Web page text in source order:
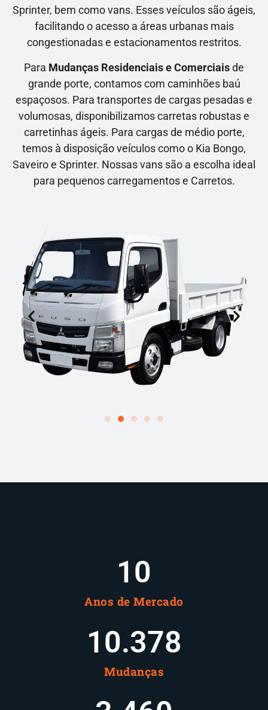
Sprinter, bem como vans. Esses veículos são ágeis,
facilitando o acesso a áreas urbanas mais
congestionadas e estacionamentos restritos.
Para Mudanças Residenciais e Comerciaisde
grande porte, contamos com caminhões baú
espaçosos. Para transportes de cargas pesadas e
volumosas, disponibilizamos carretas robustas e
carretinhas ágeis. Para cargas de médio porte,
temos à disposição veículos como o Kia Bongo,
Saveiro e Sprinter. Nossas vans são a escolha ideal
para pequenos carregamentos e Carretos.
Anos de Mercado
10
Mudanças
10.378